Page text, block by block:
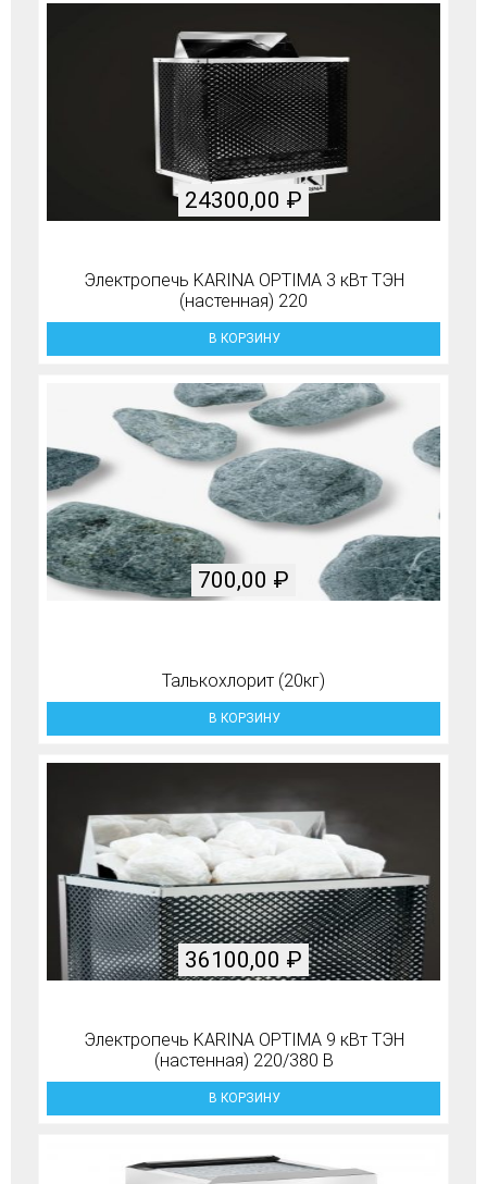
Электропечь KARINA OPTIMA 3 кВт ТЭН
(настенная) 220
24300,00 ₽
В КОРЗИНУ
Талькохлорит (20кг)
700,00 ₽
В КОРЗИНУ
Электропечь KARINA OPTIMA 9 кВт ТЭН
(настенная) 220/380 В
36100,00 ₽
В КОРЗИНУ